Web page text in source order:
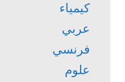
كيمياء
عربي
فرنسي
علوم